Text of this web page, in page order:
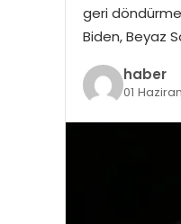
geri
Biden, Beyaz
haber
01